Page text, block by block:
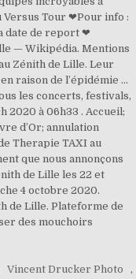
Vincent Drucker Photo ,